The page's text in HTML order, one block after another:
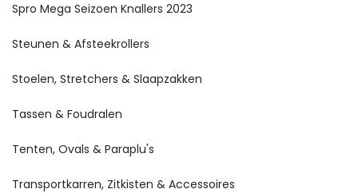
Spro Mega Seizoen Knallers 2023
Steunen & Afsteekrollers
Stoelen, Stretchers & Slaapzakken
Tassen & Foudralen
Tenten, Ovals & Paraplu's
Transportkarren, Zitkisten & Accessoires